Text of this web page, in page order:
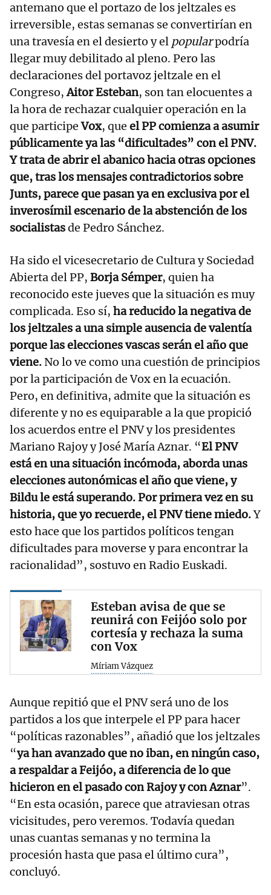
antemano que el portazo de los jeltzales es
irreversible, estas semanas se convertirían en
una travesía en el desierto y el popularpodría
llegar muy debilitado al pleno. Pero las
declaraciones del portavoz jeltzale en el
Congreso,Aitor Esteban, son tan elocuentes a
la hora de rechazar cualquier operación en la
que participeVox, que el PP comienza a asumir
públicamente ya las “dificultades” con el PNV.
Y trata de abrir el abanico hacia otras opciones
que, tras los mensajes contradictorios sobre
Junts, parece que pasan ya en exclusiva por el
inverosímil escenario de la abstención de los
socialistasde Pedro Sánchez.
Ha sido el vicesecretario de Cultura y Sociedad
Abierta del PP, Borja Sémper, quien ha
reconocido este jueves que la situación es muy
complicada. Eso sí, ha reducido la negativa de
los jeltzales a una simple ausencia de valentía
porque las elecciones vascas serán el año que
viene. No lo ve como una cuestión de principios
por la participación de Vox en la ecuación.
Pero, en definitiva, admite que la situación es
diferente y no es equiparable a la que propició
los acuerdos entre el PNV y los presidentes
Mariano Rajoy y José María Aznar. “El PNV
está en una situación incómoda, aborda unas
elecciones autonómicas el año que viene, y
Bildu le está superando. Por primera vez en su
historia, que yo recuerde, el PNV tiene miedo.Y
esto hace que los partidos políticos tengan
dificultades para moverse y para encontrar la
racionalidad”, sostuvo en Radio Euskadi.
Esteban avisa de que se
reunirá con Feijóo solo por
cortesía y rechaza la suma
con Vox
Míriam Vázquez
Aunque repitió que el PNV será uno de los
partidos a los que interpele el PP para hacer
“políticas razonables”, añadió que los jeltzales
“ya han avanzado que no iban, en ningún caso,
a respaldar a Feijóo, a diferencia de lo que
hicieron en el pasado con Rajoy y con Aznar”.
“En esta ocasión, parece que atraviesan otras
vicisitudes, pero veremos. Todavía quedan
unas cuantas semanas y no termina la
procesión hasta que pasa el último cura”,
concluyó.